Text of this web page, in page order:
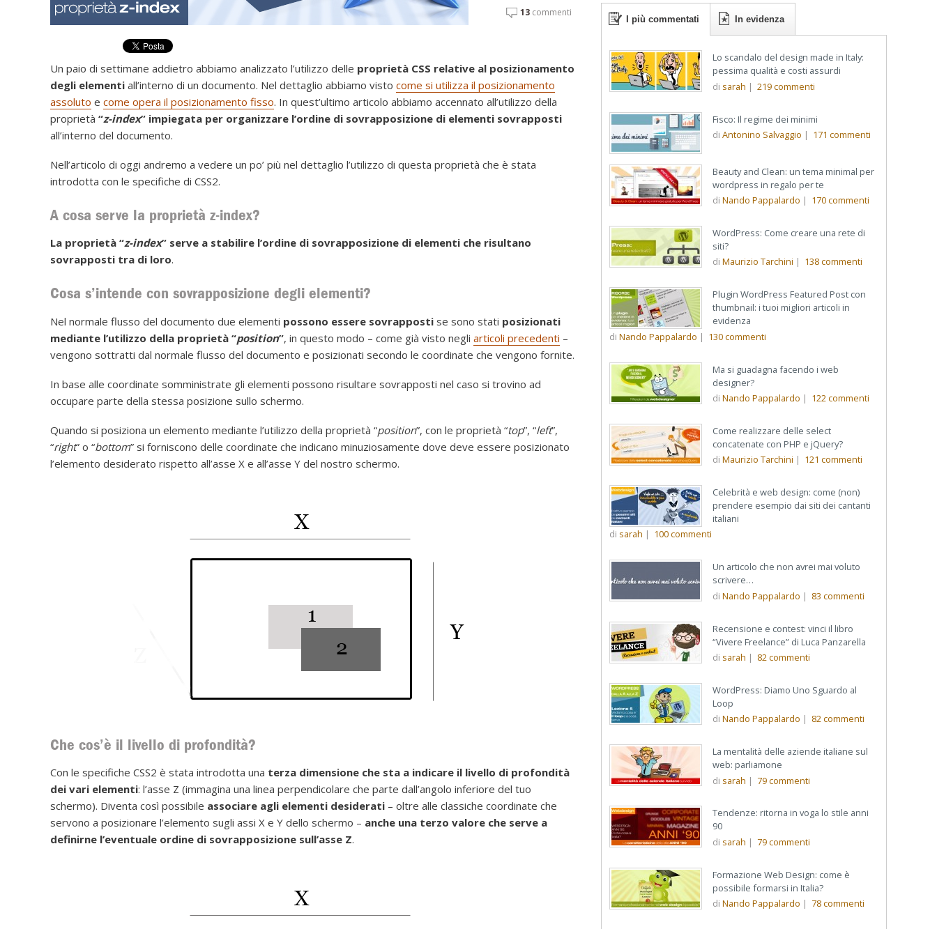
13 commenti
Un paio di settimane addietro abbiamo analizzato l’utilizzo delle proprietà CSS relative al posizionamento
degli elementi all’interno di un documento. Nel dettaglio abbiamo visto come si utilizza il posizionamento
assoluto e come opera il posizionamento fisso. In quest’ultimo articolo abbiamo accennato all’utilizzo della
proprietà “z-index” impiegata per organizzare l’ordine di sovrapposizione di elementi sovrapposti
all’interno del documento.
Nell’articolo di oggi andremo a vedere un po’ più nel dettaglio l’utilizzo di questa proprietà che è stata
introdotta con le specifiche di CSS2.
A cosa serve la proprietà z-index?
La proprietà “z-index” serve a stabilire l’ordine di sovrapposizione di elementi che risultano
sovrapposti tra di loro.
Cosa s’intende con sovrapposizione degli elementi?
Nel normale flusso del documento due elementi possono essere sovrapposti se sono stati posizionati
mediante l’utilizzo della proprietà “position”, in questo modo – come già visto negli articoli precedenti –
vengono sottratti dal normale flusso del documento e posizionati secondo le coordinate che vengono fornite.
In base alle coordinate somministrate gli elementi possono risultare sovrapposti nel caso si trovino ad
occupare parte della stessa posizione sullo schermo.
Quando si posiziona un elemento mediante l’utilizzo della proprietà “position”, con le proprietà “top”, “left”,
“right” o “bottom” si forniscono delle coordinate che indicano minuziosamente dove deve essere posizionato
l’elemento desiderato rispetto all’asse X e all’asse Y del nostro schermo.
Che cos’è il livello di profondità?
Con le specifiche CSS2 è stata introdotta una terza dimensione che sta a indicare il livello di profondità
dei vari elementi: l’asse Z (immagina una linea perpendicolare che parte dall’angolo inferiore del tuo
schermo). Diventa così possibile associare agli elementi desiderati – oltre alle classiche coordinate che
servono a posizionare l’elemento sugli assi X e Y dello schermo – anche una terzo valore che serve a
definirne l’eventuale ordine di sovrapposizione sull’asse Z.
I più commentati In evidenza
Lo scandalo del design made in Italy:
pessima qualità e costi assurdi
di sarah | 219commenti
Fisco: Il regime dei minimi
di Antonino Salvaggio | 171 commenti
Beauty and Clean: un tema minimal per
wordpress in regalo per te
di Nando Pappalardo | 170commenti
WordPress: Come creare una rete di
siti?
di Maurizio Tarchini | 138commenti
Plugin WordPress Featured Post con
thumbnail: i tuoi migliori articoli in
evidenza
di Nando Pappalardo | 130commenti
Ma si guadagna facendo i web
designer?
di Nando Pappalardo | 122commenti
Come realizzare delle select
concatenate con PHP e jQuery?
di Maurizio Tarchini | 121 commenti
Celebrità e web design: come (non)
prendere esempio dai siti dei cantanti
italiani
di sarah | 100commenti
Un articolo che non avrei mai voluto
scrivere…
di Nando Pappalardo | 83 commenti
Recensione e contest: vinci il libro
“Vivere Freelance” di Luca Panzarella
di sarah | 82commenti
WordPress: Diamo Uno Sguardo al
Loop
di Nando Pappalardo | 82commenti
La mentalità delle aziende italiane sul
web: parliamone
di sarah | 79commenti
Tendenze: ritorna in voga lo stile anni
90
di sarah | 79commenti
Formazione Web Design: come è
possibile formarsi in Italia?
di Nando Pappalardo | 78commenti